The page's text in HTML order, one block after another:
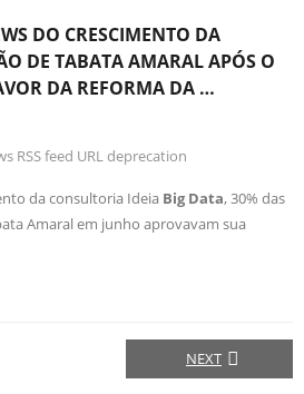
DO CRESCIMENTO DA
DE TABATA AMARAL APÓS O
DA REFORMA DA …
RSS feed URL deprecation
da consultoria Ideia Big Data, 30% das
Amaral em junho aprovavam sua
NEXT